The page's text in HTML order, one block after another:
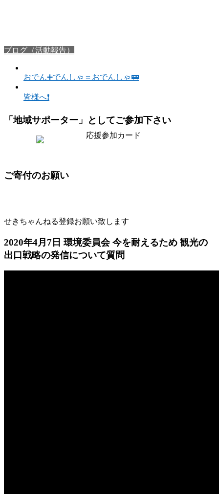
ブログ（活動報告）
おでん➕でんしゃ＝おでんしゃ🚃
皆様へ❗️
「地域サポーター」としてご参加下さい
ご寄付のお願い
せきちゃんねる登録お願い致します
2020年4月7日 環境委員会 今を耐えるため 観光の
出口戦略の発信について質問